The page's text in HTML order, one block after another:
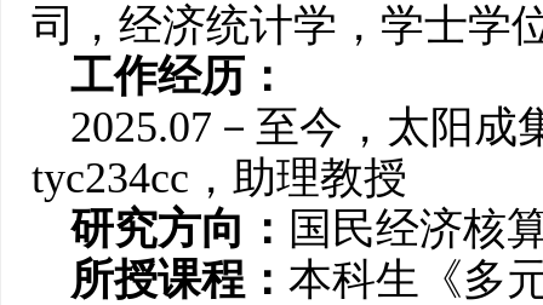
司，经济统计学，学士学
工作经历：
2025.07－至今，太阳成
tyc234cc，助理教授
研究方向： 国民经济核
所授课程： 本科生《多